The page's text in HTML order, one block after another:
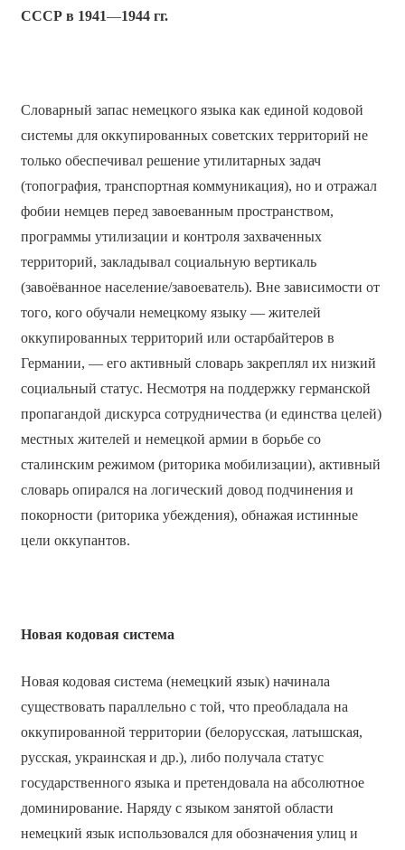
СССР в 1941—1944 гг.
Словарный запас немецкого языка как единой кодовой
системы для оккупированных советских территорий не
только обеспечивал решение утилитарных задач
(топография, транспортная коммуникация), но и отражал
фобии немцев перед завоеванным пространством,
программы утилизации и контроля захваченных
территорий, закладывал социальную вертикаль
(завоёванное население/завоеватель). Вне зависимости от
того, кого обучали немецкому языку — жителей
оккупированных территорий или остарбайтеров в
Германии, — его активный словарь закреплял их низкий
социальный статус. Несмотря на поддержку германской
пропагандой дискурса сотрудничества (и единства целей)
местных жителей и немецкой армии в борьбе со
сталинским режимом (риторика мобилизации), активный
словарь опирался на логический довод подчинения и
покорности (риторика убеждения), обнажая истинные
цели оккупантов.
Новая кодовая система
Новая кодовая система (немецкий язык) начинала
существовать параллельно с той, что преобладала на
оккупированной территории (белорусская, латышская,
русская, украинская и др.), либо получала статус
государственного языка и претендовала на абсолютное
доминирование. Наряду с языком занятой области
немецкий язык использовался для обозначения улиц и